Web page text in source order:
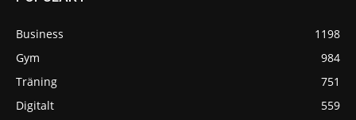
Business
1198
Gym
984
Träning
751
Digitalt
559